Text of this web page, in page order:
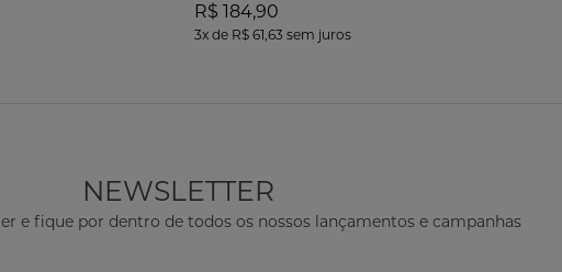
R$ 184,90
3xde R$ 61,63 sem juros
NEWSLETTER
e fique por dentro de todos os nossos lançamentos e campanhas